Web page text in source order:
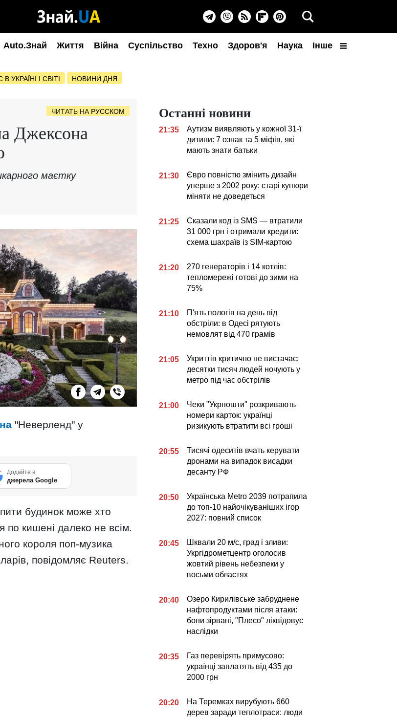
Auto.Знай Життя Війна Суспільство Техно Здоров'я Наука Інше
УКРАЇНІ І СВІТІ НОВИНИ ДНЯ
ЧИТАТЬ НА РУССКОМ
Джексона
маєтку
"Неверленд" у
Додайте в
джерела Google
будинок може хто
по кишені далеко не всім.
короля поп-музика
повідомляє Reuters.
Останні новини
21:35
Аутизм виявляють у кожної 31-ї
дитини: 7 ознак та 5 міфів, які
мають знати батьки
21:30
Євро повністю змінить дизайн
уперше з 2002 року: старі купюри
міняти не доведеться
21:25
Сказали код із SMS — втратили
31 000 грн і отримали кредити:
схема шахраїв із SIM-картою
21:20
270 генераторів і 14 котлів:
тепломережі готові до зими на
75%
21:10
П'ять пологів на день під
обстріли: в Одесі рятують
немовлят від 470 грамів
21:05
Укриттів критично не вистачає:
десятки тисяч людей ночують у
метро під час обстрілів
21:00
Чеки "Укрпошти" розкривають
номери карток: українці
ризикують втратити всі гроші
20:55
Тисячі одеситів вчать керувати
дронами на випадок висадки
десанту РФ
20:50
Українська Metro 2039 потрапила
до топ-10 найочікуваніших ігор
2027: повний список
20:45
Шквали 20 м/с, град і зливи:
Укргідрометцентр оголосив
жовтий рівень небезпеки у
восьми областях
20:40
Озеро Кирилівське забруднене
нафтопродуктами після атаки:
бони зірвані, "Плесо" ліквідовує
наслідки
20:35
Газ перевірять примусово:
українці заплатять від 435 до
2000 грн
20:20
На Теремках вирубують 660
дерев заради теплотраси: люди